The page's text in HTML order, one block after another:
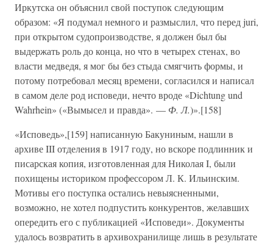
Иркутска он объяснил свой поступок следующим
образом: «Я подумал немного и размыслил, что перед juri,
при открытом судопроизводстве, я должен был бы
выдержать роль до конца, но что в четырех стенах, во
власти медведя, я мог бы без стыда смягчить формы, и
потому потребовал месяц времени, согласился и написал
в самом деле род исповеди, нечто вроде «Dichtung und
Wahrhein» («Вымысел и правда». — Ф. Л.)».[158]
«Исповедь»,[159] написанную Бакуниным, нашли в
архиве III отделения в 1917 году, но вскоре подлинник и
писарская копия, изготовленная для Николая I, были
похищены историком профессором Л. К. Ильинским.
Мотивы его поступка остались невыясненными,
возможно, не хотел подпустить конкурентов, желавших
опередить его с публикацией «Исповеди». Документы
удалось возвратить в архивохранилище лишь в результате